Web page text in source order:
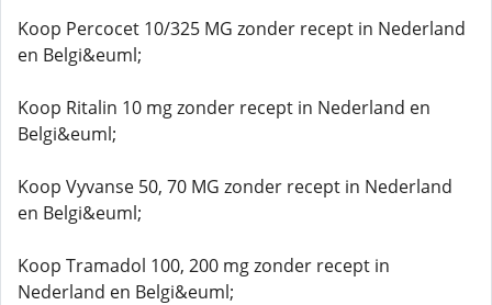
Koop Percocet 10/325 MG zonder recept in Nederland
en Belgi&euml;
Koop Ritalin 10 mg zonder recept in Nederland en
Belgi&euml;
Koop Vyvanse 50, 70 MG zonder recept in Nederland
en Belgi&euml;
Koop Tramadol 100, 200 mg zonder recept in
Nederland en Belgi&euml;